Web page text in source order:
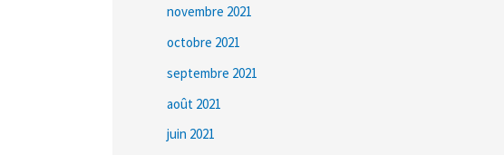
novembre 2021
octobre 2021
septembre 2021
août 2021
juin 2021